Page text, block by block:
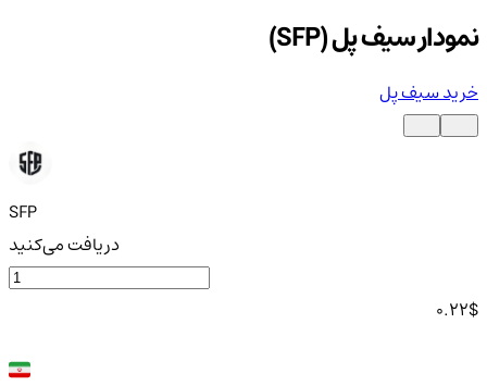
نمودار سیف پل (SFP)
خرید سیف پل
SFP
دریافت می‌کنید
0.22$